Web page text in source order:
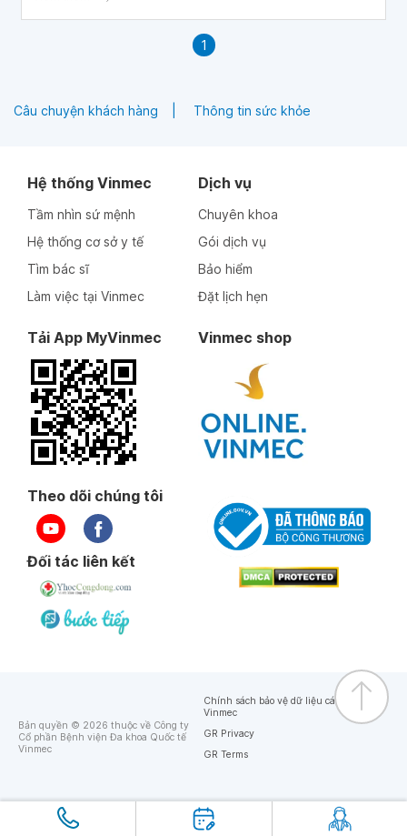
1
Câu chuyện khách hàng Thông tin sức khỏe
Hệ thống Vinmec
Tầm nhìn sứ mệnh
Hệ thống cơ sở y tế
Tìm bác sĩ
Làm việc tại Vinmec
Dịch vụ
Chuyên khoa
Gói dịch vụ
Bảo hiểm
Đặt lịch hẹn
Tải App MyVinmec Vinmec shop
Theo dõi chúng tôi
Đối tác liên kết
Bản quyền © 2026 thuộc về Công ty
Cổ phần Bệnh viện Đa khoa Quốc tế
Vinmec
Chính sách bảo vệ dữ liệu cá nhân của
Vinmec
GR Privacy
GR Terms